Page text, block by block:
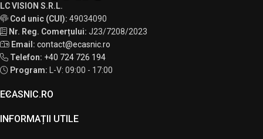
LC VISION S.R.L.
Cod unic (CUI): 49034090
Nr. Reg. Comerțului: J23/7208/2023
Email: contact@ecasnic.ro
Telefon: +40 724 726 194
Program:
L-V: 09:00 - 17:00
ECASNIC.RO
INFORMAȚII UTILE